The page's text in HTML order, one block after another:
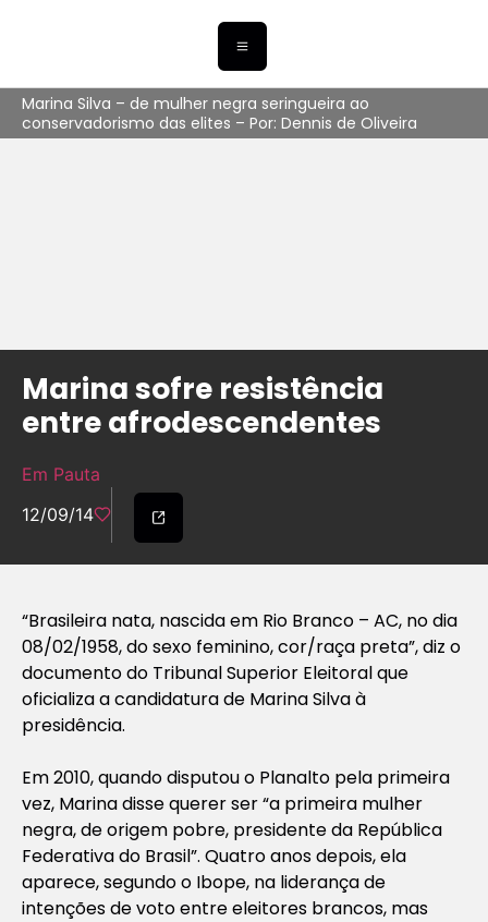
Marina Silva – de mulher negra seringueira ao
conservadorismo das elites – Por: Dennis de Oliveira
Marina sofre resistência
entre afrodescendentes
Em Pauta
12/09/14
“Brasileira nata, nascida em Rio Branco – AC, no dia
08/02/1958, do sexo feminino, cor/raça preta”, diz o
documento do Tribunal Superior Eleitoral que
oficializa a candidatura de Marina Silva à
presidência.
Em 2010, quando disputou o Planalto pela primeira
vez, Marina disse querer ser “a primeira mulher
negra, de origem pobre, presidente da República
Federativa do Brasil”. Quatro anos depois, ela
aparece, segundo o Ibope, na liderança de
intenções de voto entre eleitores brancos, mas